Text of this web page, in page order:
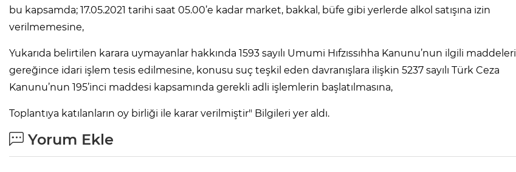
bu kapsamda; 17.05.2021 tarihi saat 05.00’e kadar market, bakkal, büfe gibi yerlerde alkol satışına izin
verilmemesine,
Yukarıda belirtilen karara uymayanlar hakkında 1593 sayılı Umumi Hıfzıssıhha Kanunu’nun ilgili maddeleri
gereğince idari işlem tesis edilmesine, konusu suç teşkil eden davranışlara ilişkin 5237 sayılı Türk Ceza
Kanunu’nun 195’inci maddesi kapsamında gerekli adli işlemlerin başlatılmasına,
Toplantıya katılanların oy birliği ile karar verilmiştir" Bilgileri yer aldı.
Yorum Ekle